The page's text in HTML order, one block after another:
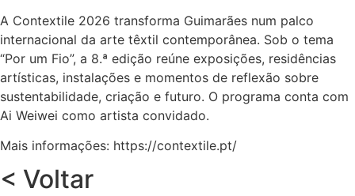
A Contextile 2026 transforma Guimarães num palco
internacional da arte têxtil contemporânea. Sob o tema
“Por um Fio”, a 8.ª edição reúne exposições, residências
artísticas, instalações e momentos de reflexão sobre
sustentabilidade, criação e futuro. O programa conta com
Ai Weiwei como artista convidado.
Mais informações: https://contextile.pt/
< Voltar